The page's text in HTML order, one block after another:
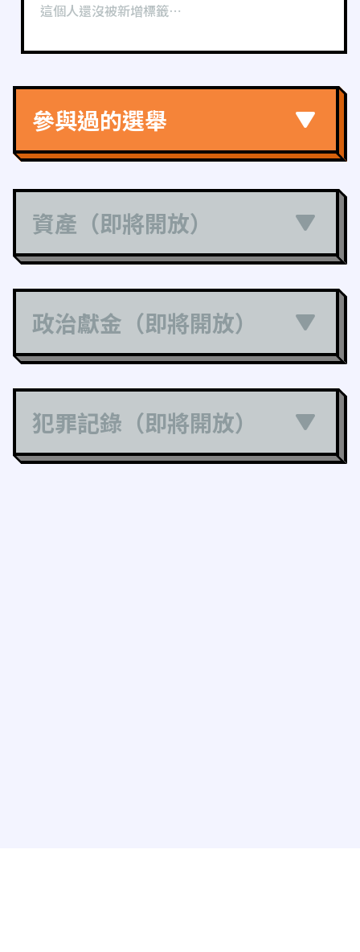
這個人還沒被新增標籤⋯
參與過的選舉
資產（即將開放）
政治獻金（即將開放）
犯罪記錄（即將開放）